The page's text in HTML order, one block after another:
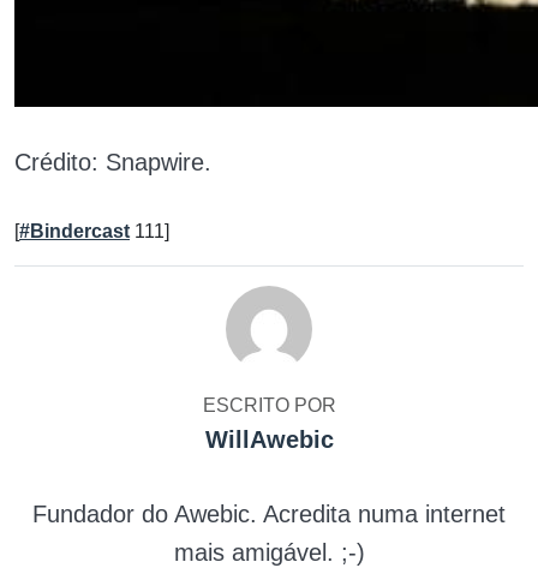
Crédito: Snapwire.
[#Bindercast 111]
ESCRITO POR
WillAwebic
Fundador do Awebic. Acredita numa internet
mais amigável. ;-)